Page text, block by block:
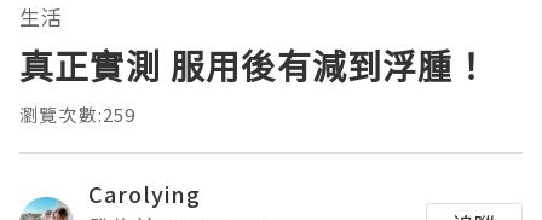
生活
真正實測 服用後有減到浮腫！
瀏覽次數:259
Carolying